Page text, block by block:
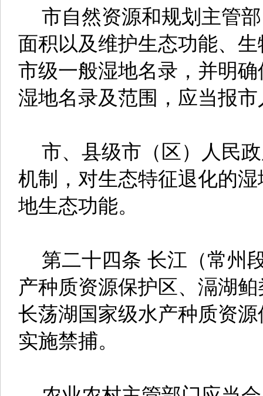
市自然资源和规划主管
面积以及维护生态功能、
市级一般湿地名录，并明
湿地名录及范围，应当报
市、县级市（区）人民
机制，对生态特征退化的
地生态功能。
第二十四条 长江（常州
产种质资源保护区、滆湖
长荡湖国家级水产种质资
实施禁捕。